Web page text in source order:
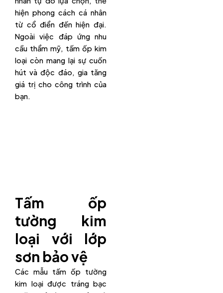
hiện phong cách cá nhân
từ cổ điển đến hiện đại.
Ngoài việc đáp ứng nhu
cầu thẩm mỹ, tấm ốp kim
loại còn mang lại sự cuốn
hút và độc đáo, gia tăng
giá trị cho công trình của
bạn.
Tấm ốp
tường kim
loại với lớp
sơn bảo vệ
Các mẫu tấm ốp tường
kim loại được tráng bạc